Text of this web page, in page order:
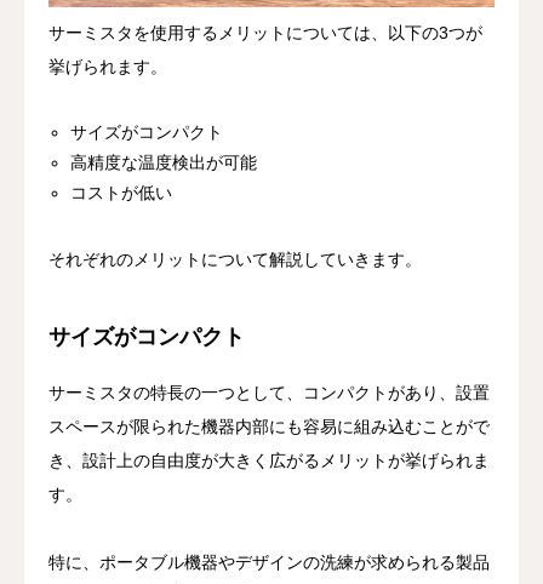
サーミスタを使用するメリットについては、以下の3つが
挙げられます。
サイズがコンパクト
高精度な温度検出が可能
コストが低い
それぞれのメリットについて解説していきます。
サイズがコンパクト
サーミスタの特長の一つとして、コンパクトがあり、設置
スペースが限られた機器内部にも容易に組み込むことがで
き、設計上の自由度が大きく広がるメリットが挙げられま
す。
特に、ポータブル機器やデザインの洗練が求められる製品